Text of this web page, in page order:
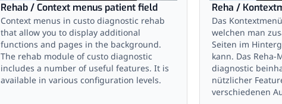
Rehab / Context menus patient field
Context menus in custo diagnostic rehab
that allow you to display additional
functions and pages in the background.
The rehab module of custo diagnostic
includes a number of useful features. It is
available in various configuration levels.
Reha /
Das
welchen man
Seiten im
kann. Das
diagnostic
nützlicher
verschiedenen